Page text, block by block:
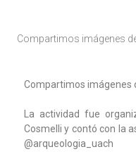
Compartimos imágenes
Compartimos imágenes
La actividad fue
Cosmelli y contó con la
@arqueologia_uach